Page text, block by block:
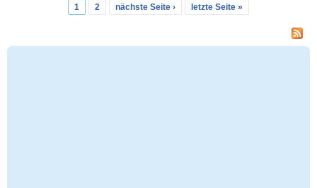
1 2 nächste Seite › letzte Seite »